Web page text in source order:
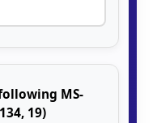
MS-
19)